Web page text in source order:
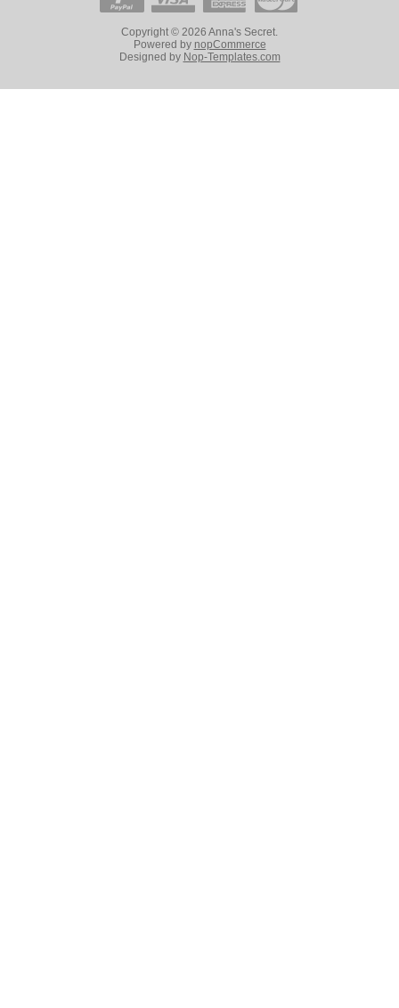
Copyright © 2026 Anna's Secret.
Powered by nopCommerce
Designed by Nop-Templates.com